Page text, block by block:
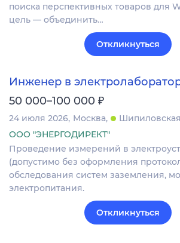
поиска перспективных товаров для
цель — объединить…
Откликнуться
Инженер в
50 000–100 000 ₽
24 июля 2026 Москва
Шипиловская
ООО "ЭНЕРГОДИРЕКТ"
Проведение измерений в
(допустимо без оформления
обследования систем заземления,
электропитания.
Откликнуться